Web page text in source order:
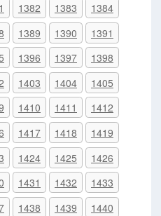
1382 1383
1384
1389 1390
1391
1396 1397
1398
1403 1404
1405
1410 1411
1412
1417 1418
1419
1424 1425
1426
1431 1432
1433
1438 1439
1440